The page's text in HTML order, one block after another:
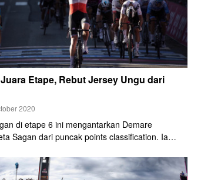
Etape, Rebut Jersey Ungu dari
2020
di etape 6 ini mengantarkan Demare
Sagan dari puncak points classification. Ia
kedua. Demare berhak mendapatkan maglia
ungu).